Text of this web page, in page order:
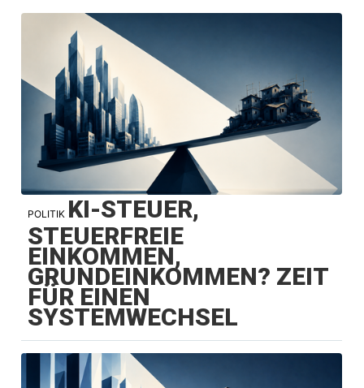
POLITIK KI-STEUER,
STEUERFREIE
EINKOMMEN,
GRUNDEINKOMMEN? ZEIT
FÜR EINEN
SYSTEMWECHSEL